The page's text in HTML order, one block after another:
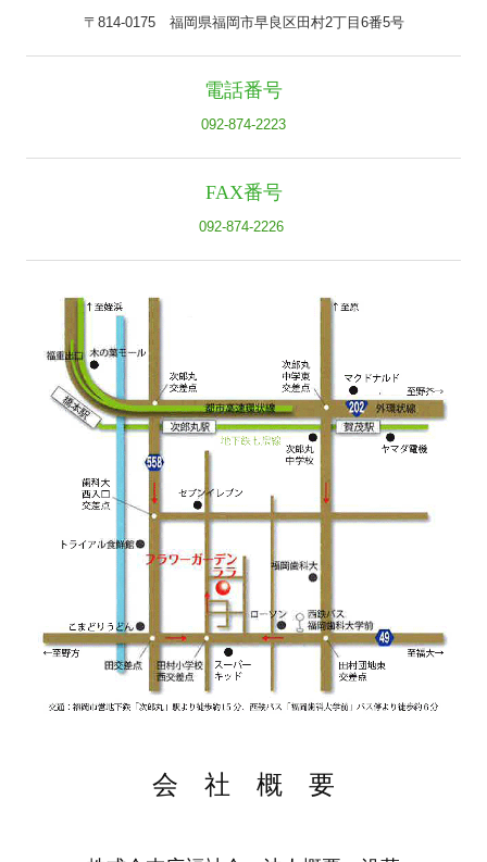
〒814-0175 福岡県福岡市早良区田村2丁目6番5号
電話番号
092-874-2223
FAX番号
092-874-2226
会 社 概 要